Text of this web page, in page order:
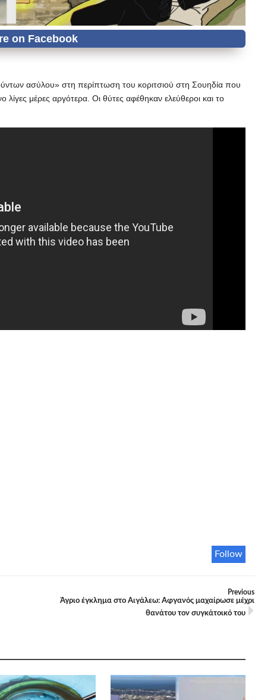
ασύλου» στη περίπτωση του κοριτσιού στη Σουηδία που
μέρες αργότερα. Οι θύτες αφέθηκαν ελεύθεροι και το
Follow
Previous
Άγριο έγκλημα στο Αιγάλεω: Αφγανός μαχαίρωσε μέχρι
θανάτου τον συγκάτοικό του